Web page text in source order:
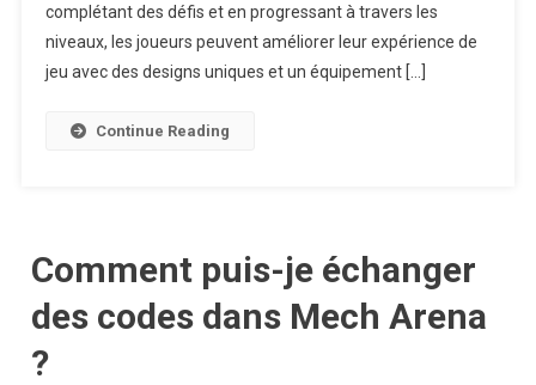
:
Skins
Et
complétant des défis et en progressant à travers les
niveaux, les joueurs peuvent améliorer leur expérience de
jeu avec des designs uniques et un équipement […]
Continue Reading
Comment puis-je échanger
des codes dans Mech Arena
?